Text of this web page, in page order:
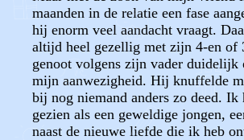
maanden in de relatie een fase
hij enorm veel aandacht vraagt.
altijd heel gezellig met zijn 4-en of
genoot volgens zijn vader duidelijk
mijn aanwezigheid. Hij knuffelde
bij nog niemand anders zo deed.
gezien als een geweldige jongen,
naast de nieuwe liefde die ik heb